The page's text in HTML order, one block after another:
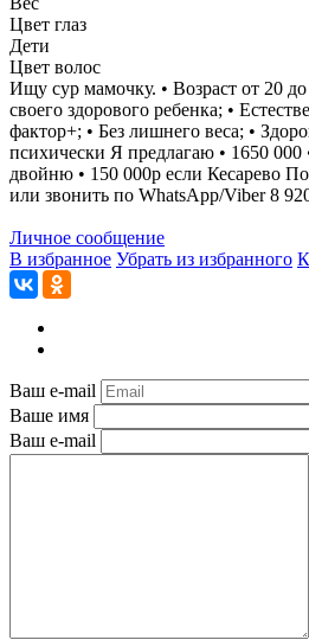
Цвет глаз
Дети
Цвет волос
Ищу сур мамочку. • Возраст от 20
своего здорового ребенка; •
фактор+; • Без лишнего веса; •
психически Я предлагаю • 1650 000
двойню • 150 000р если Кесарево
или звонить по WhatsApp/Viber 8
Личное сообщение
В избранное Убрать из избранного
Ваш e-mail
Ваше имя
Ваш e-mail